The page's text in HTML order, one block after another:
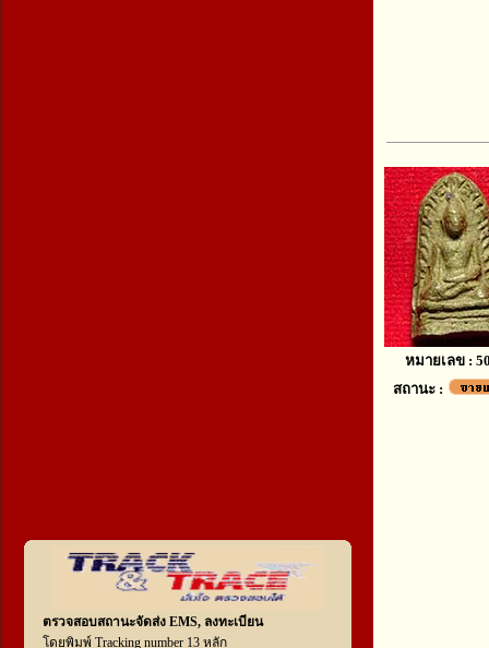
ตรวจสอบสถานะจัดส่ง EMS, ลงทะเบียน
โดยพิมพ์ Tracking number 13 หลัก
หมายเลข :
สถานะ :